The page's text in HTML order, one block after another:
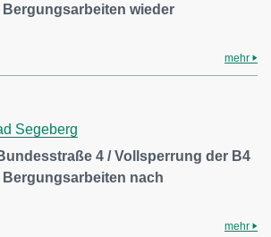
Bergungsarbeiten wieder
mehr
Segeberg
4 / Vollsperrung der B4
Bergungsarbeiten nach
mehr